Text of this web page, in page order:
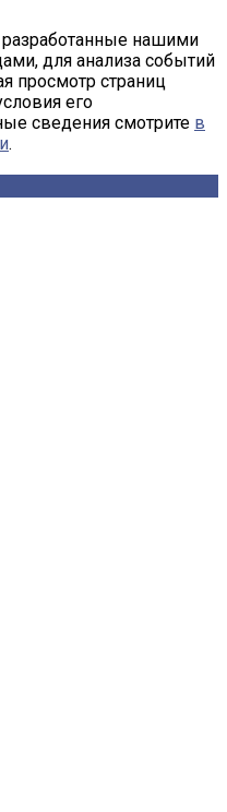
нашими
для анализа событий
просмотр страниц
его
сведения смотрите в
.